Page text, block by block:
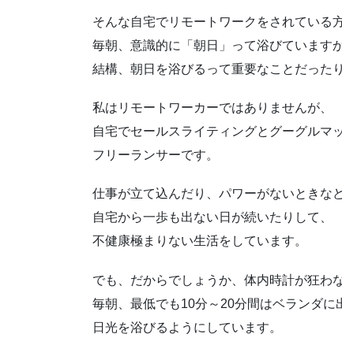
そんな自宅でリモートワークをされている方
毎朝、意識的に「朝日」って浴びています
結構、朝日を浴びるって重要なことだった
私はリモートワーカーではありませんが、
自宅でセールスライティングとグーグルマ
フリーランサーです。
仕事が立て込んだり、パワーがないときなど
自宅から一歩も出ない日が続いたりして、
不健康極まりない生活をしています。
でも、だからでしょうか、体内時計が狂わ
毎朝、最低でも10分～20分間はベランダに
日光を浴びるようにしています。